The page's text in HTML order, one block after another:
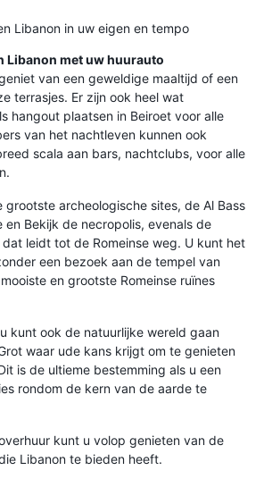
Libanon in uw eigen en tempo
Libanon met uw huurauto
van een geweldige maaltijd of een
terrasjes. Er zijn ook heel wat
hangout plaatsen in Beiroet voor alle
van het nachtleven kunnen ook
scala aan bars, nachtclubs, voor alle
grootste archeologische sites, de Al Bass
en Bekijk de necropolis, evenals de
leidt tot de Romeinse weg. U kunt het
een bezoek aan de tempel van
en grootste Romeinse ruïnes
kunt ook de natuurlijke wereld gaan
waar ude kans krijgt om te genieten
is de ultieme bestemming als u een
rondom de kern van de aarde te
kunt u volop genieten van de
Libanon te bieden heeft.